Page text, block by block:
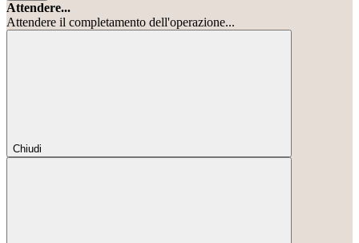
Attendere...
Attendere il completamento dell'operazione...
Chiudi